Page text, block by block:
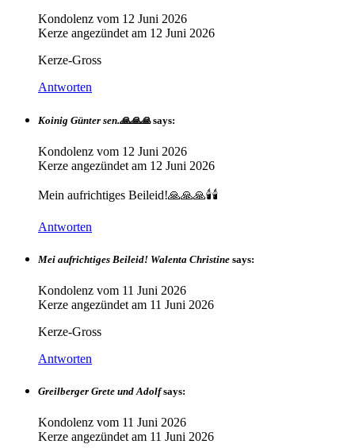
Kondolenz vom 12 Juni 2026
Kerze angezündet am 12 Juni 2026
Kerze-Gross
Antworten
Koinig Günter sen.🙏🙏🙏 says:
Kondolenz vom 12 Juni 2026
Kerze angezündet am 12 Juni 2026
Mein aufrichtiges Beileid!🙏🙏🙏🕯️🕯️
Antworten
Mei aufrichtiges Beileid! Walenta Christine says:
Kondolenz vom 11 Juni 2026
Kerze angezündet am 11 Juni 2026
Kerze-Gross
Antworten
Greilberger Grete und Adolf says:
Kondolenz vom 11 Juni 2026
Kerze angezündet am 11 Juni 2026